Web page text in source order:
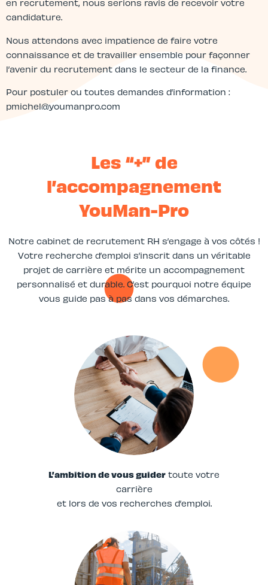
en recrutement, nous serions ravis de recevoir votre
candidature.
Nous attendons avec impatience de faire votre
connaissance et de travailler ensemble pour façonner
l’avenir du recrutement dans le secteur de la finance.
Pour postuler ou toutes demandes d’information :
pmichel@youmanpro.com
Les “+” de
l’accompagnement
YouMan-Pro
Notre cabinet de recrutement RH s’engage à vos côtés !
Votre recherche d’emploi s’inscrit dans un véritable
projet de carrière et mérite un accompagnement
personnalisé et durable. C’est pourquoi notre équipe
vous guide pas à pas dans vos démarches.
L’ambition de vous guider toute votre
carrière
et lors de vos recherches d’emploi.